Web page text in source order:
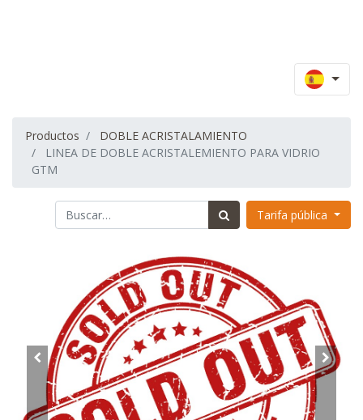
Productos
DOBLE ACRISTALAMIENTO
LINEA DE DOBLE ACRISTALEMIENTO PARA VIDRIO
GTM
Tarifa pública